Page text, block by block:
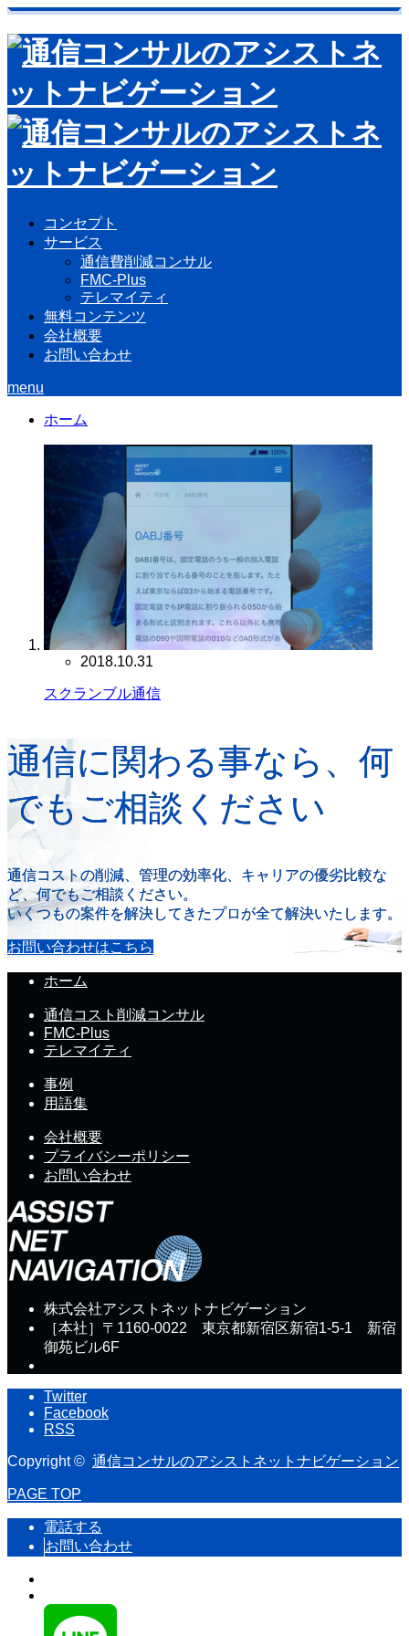
コンセプト
サービス
通信費削減コンサル
FMC-Plus
テレマイティ
無料コンテンツ
会社概要
お問い合わせ
menu
ホーム
2018.10.31
スクランブル通信
通信に関わる事なら、何
でもご相談ください
通信コストの削減、管理の効率化、キャリアの優劣比較な
ど、何でもご相談ください。
いくつもの案件を解決してきたプロが全て解決いたします。
お問い合わせはこちら
ホーム
通信コスト削減コンサル
FMC-Plus
テレマイティ
事例
用語集
会社概要
プライバシーポリシー
お問い合わせ
株式会社アシストネットナビゲーション
［本社］〒1160-0022 東京都新宿区新宿1-5-1 新宿
御苑ビル6F
Twitter
Facebook
RSS
Copyright © 通信コンサルのアシストネットナビゲーション
PAGE TOP
電話する
お問い合わせ